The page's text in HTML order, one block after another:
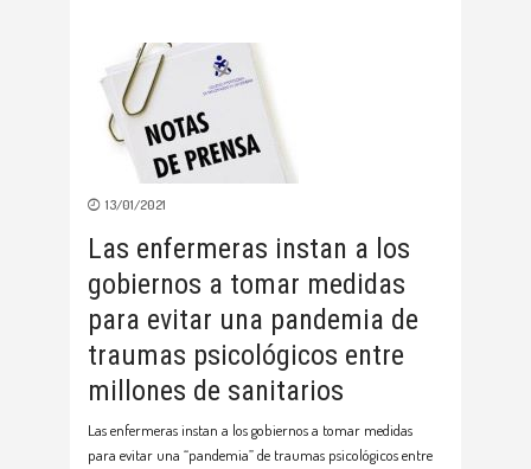
13/01/2021
Las enfermeras instan a los
gobiernos a tomar medidas
para evitar una pandemia de
traumas psicológicos entre
millones de sanitarios
Las enfermeras instan a los gobiernos a tomar medidas
para evitar una “pandemia” de traumas psicológicos entre